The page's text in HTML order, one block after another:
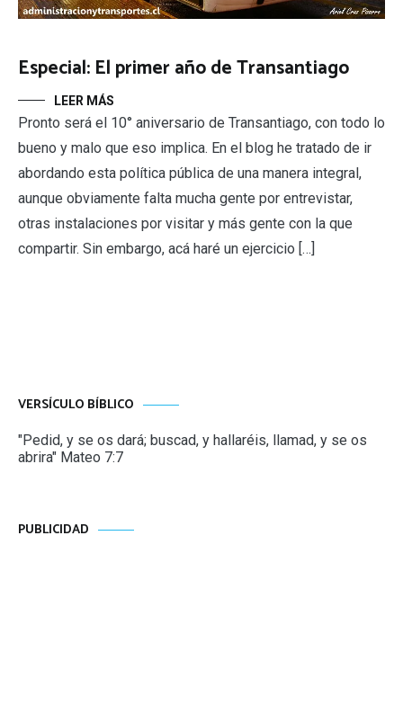
Especial: El primer año de Transantiago
LEER MÁS
Pronto será el 10° aniversario de Transantiago, con todo lo
bueno y malo que eso implica. En el blog he tratado de ir
abordando esta política pública de una manera integral,
aunque obviamente falta mucha gente por entrevistar,
otras instalaciones por visitar y más gente con la que
compartir. Sin embargo, acá haré un ejercicio […]
VERSÍCULO BÍBLICO
"Pedid, y se os dará; buscad, y hallaréis, llamad, y se os
abrira" Mateo 7:7
PUBLICIDAD